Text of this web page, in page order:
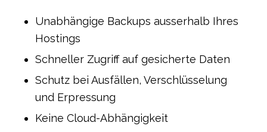
Unabhängige Backups ausserhalb Ihres
Hostings
Schneller Zugriff auf gesicherte Daten
Schutz bei Ausfällen, Verschlüsselung
und Erpressung
Keine Cloud-Abhängigkeit